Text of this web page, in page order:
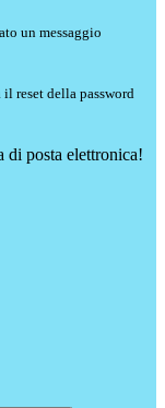
un messaggio
reset della password
di posta elettronica!